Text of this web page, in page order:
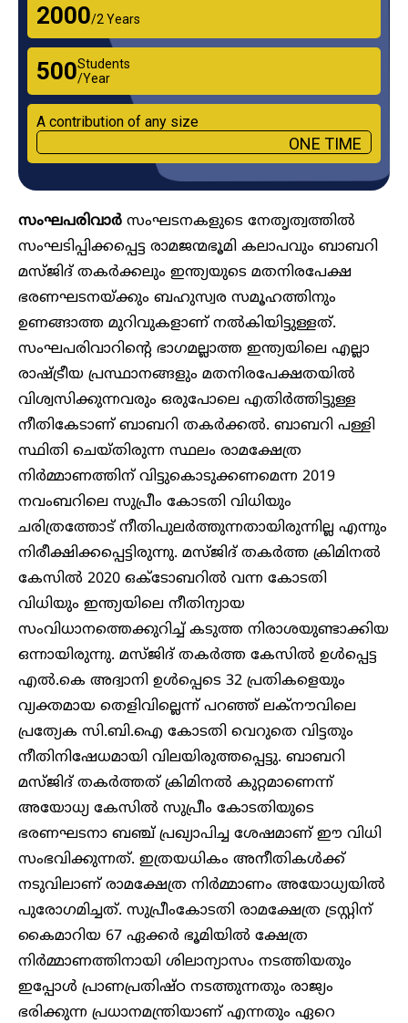
₹2000/2 Years
₹500Students
/Year
A contribution of any size
ONE TIME
സംഘപരിവാർ സംഘടനകളുടെ നേതൃത്വത്തിൽ
സംഘടിപ്പിക്കപ്പെട്ട രാമജന്മഭൂമി കലാപവും ബാബറി
മസ്ജിദ് തകർക്കലും ഇന്ത്യയുടെ മതനിരപേക്ഷ
ഭരണഘടനയ്ക്കും ബഹുസ്വര സമൂഹത്തിനും
ഉണങ്ങാത്ത മുറിവുകളാണ് നൽകിയിട്ടുള്ളത്.
സംഘപരിവാറിന്റെ ഭാ​ഗമല്ലാത്ത ഇന്ത്യയിലെ എല്ലാ
രാഷ്ട്രീയ പ്രസ്ഥാനങ്ങളും മതനിരപേക്ഷതയിൽ
വിശ്വസിക്കുന്നവരും ഒരുപോലെ എതിർത്തിട്ടുള്ള
നീതികേടാണ് ബാബറി തകർക്കൽ. ബാബറി പള്ളി
സ്ഥിതി ചെയ്തിരുന്ന സ്ഥലം രാമക്ഷേത്ര
നിർമ്മാണത്തിന് വിട്ടുകൊടുക്കണമെന്ന 2019
നവംബറിലെ സുപ്രീം കോടതി വിധിയും
ചരിത്രത്തോട് നീതിപുലർത്തുന്നതായിരുന്നില്ല എന്നും
നിരീക്ഷിക്കപ്പെട്ടിരുന്നു. മസ്ജിദ് തകർത്ത ക്രിമിനൽ
കേസിൽ 2020 ഒക്ടോബറിൽ വന്ന കോടതി
വിധിയും ഇന്ത്യയിലെ നീതിന്യായ
സംവിധാനത്തെക്കുറിച്ച് കടുത്ത നിരാശയുണ്ടാക്കിയ
ഒന്നായിരുന്നു. മസ്ജിദ് തകർത്ത കേസിൽ ഉൾപ്പെട്ട
എൽ.കെ അദ്വാനി ഉൾപ്പെടെ 32 പ്രതികളെയും
വ്യക്തമായ തെളിവില്ലെന്ന് പറഞ്ഞ് ലക്നൗവിലെ
പ്രത്യേക സി.ബി.ഐ കോടതി വെറുതെ വിട്ടതും
നീതിനിഷേധമായി വിലയിരുത്തപ്പെട്ടു. ബാബറി
മസ്‌ജിദ്‌ തകര്‍ത്തത്‌ ക്രിമിനല്‍ കുറ്റമാണെന്ന്‌
അയോധ്യ കേസില്‍ സുപ്രീം കോടതിയുടെ
ഭരണഘടനാ ബഞ്ച്‌ പ്രഖ്യാപിച്ച ശേഷമാണ് ഈ വിധി
സംഭവിക്കുന്നത്. ഇത്രയധികം അനീതികൾക്ക്
നടുവിലാണ് രാമക്ഷേത്ര നിർമ്മാണം അയോധ്യയിൽ
പുരോ​ഗമിച്ചത്. സുപ്രീംകോടതി രാമക്ഷേത്ര ട്രസ്റ്റിന്
കൈമാറിയ 67 ഏക്കർ ഭൂമിയിൽ ക്ഷേത്ര
നിർമ്മാണത്തിനായി ശിലാന്യാസം നടത്തിയതും
ഇപ്പോൾ പ്രാണപ്രതിഷ്ഠ നടത്തുന്നതും രാജ്യം
ഭരിക്കുന്ന പ്രധാനമന്ത്രിയാണ് എന്നതും ഏറെ